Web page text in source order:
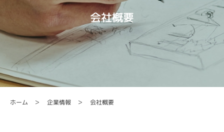
会社概要
ホーム 企業情報 会社概要